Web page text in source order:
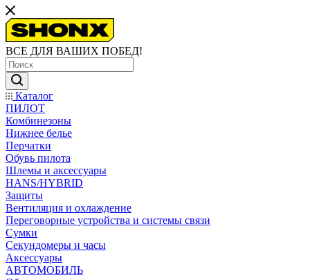
ВСЕ ДЛЯ ВАШИХ ПОБЕД!
Каталог
ПИЛОТ
Комбинезоны
Нижнее белье
Перчатки
Обувь пилота
Шлемы и аксессуары
HANS/HYBRID
Защиты
Вентиляция и охлаждение
Переговорные устройства и системы связи
Сумки
Секундомеры и часы
Аксессуары
АВТОМОБИЛЬ